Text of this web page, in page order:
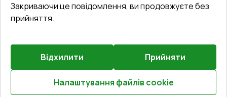
Розрахуй онлайн
©2026 Всі права захищені.
Сайт створено на платформіVitrager.com.
Повідомити про проблему?
Закриваючи це повідомлення, ви продовжуєте без
прийняття.
Відхилити Прийняти
Налаштування файлів cookie